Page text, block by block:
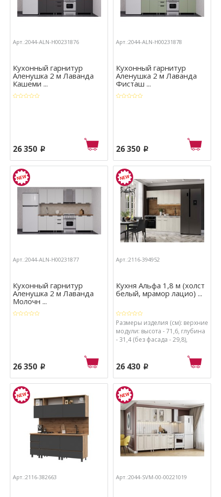
Арт.:2044-ALN-Н00231876
Кухонный гарнитур
Аленушка 2 м Лаванда
Кашеми ...
26 350 p
Арт.:2044-ALN-Н00231878
Кухонный гарнитур
Аленушка 2 м Лаванда
Фисташ ...
26 350 p
Арт.:2044-ALN-Н00231877
Кухонный гарнитур
Аленушка 2 м Лаванда
Молочн ...
26 350 p
Арт.:2116-394952
Кухня Альфа 1,8 м (холст
белый, мрамор лацио) ...
Размеры изделия (см): верхние
модули: высота - 71,6, глубина
- 31,4 (без фасада - 29,8),
(без столешницы - 80), глубина
- 60 (без столешницы - 45,8),
Размеры изделия (см): ширина
- 180, высота - 216, глубина -
60.
26 430 p
Арт.:2116-382663 Арт.:2044-SVM-00-00221019